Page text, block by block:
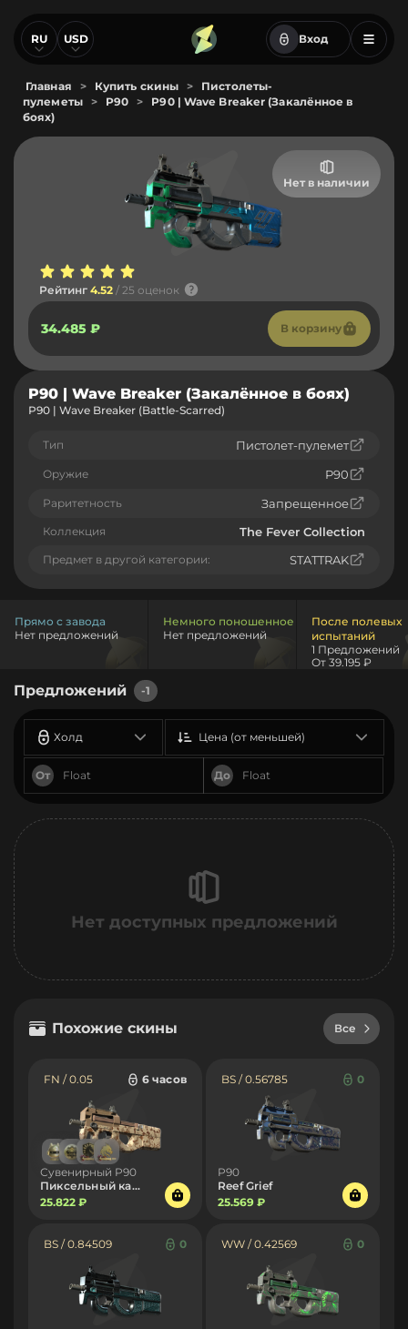
RU USD Вход
Главная > Купить скины >
Пистолеты-
пулеметы
> P90 >
P90 | Wave Breaker (Закалённое в
боях)
Нет в наличии
Рейтинг 4.52 / 25 оценок
34.485 ₽ В корзину
P90 | Wave Breaker (Закалённое в боях)
P90 | Wave Breaker (Battle-Scarred)
Тип Пистолет-пулемет
Оружие P90
Раритетность Запрещенное
Коллекция The Fever Collection
Предмет в другой категории: STATTRAK
Прямо с завода
Нет предложений
Немного поношенное
Нет предложений
После полевых
испытаний
1 Предложений
От 39.195 ₽
Предложений -1
Холд
От До
Цена (от меньшей)
Нет доступных предложений
Похожие скины Все
FN / 0.05 6 часов
Сувенирный P90
Пиксельный камуфляж «Пустыня»
25.822 ₽
BS / 0.56785 0
P90
Reef Grief
25.569 ₽
BS / 0.84509 0 WW / 0.42569 0